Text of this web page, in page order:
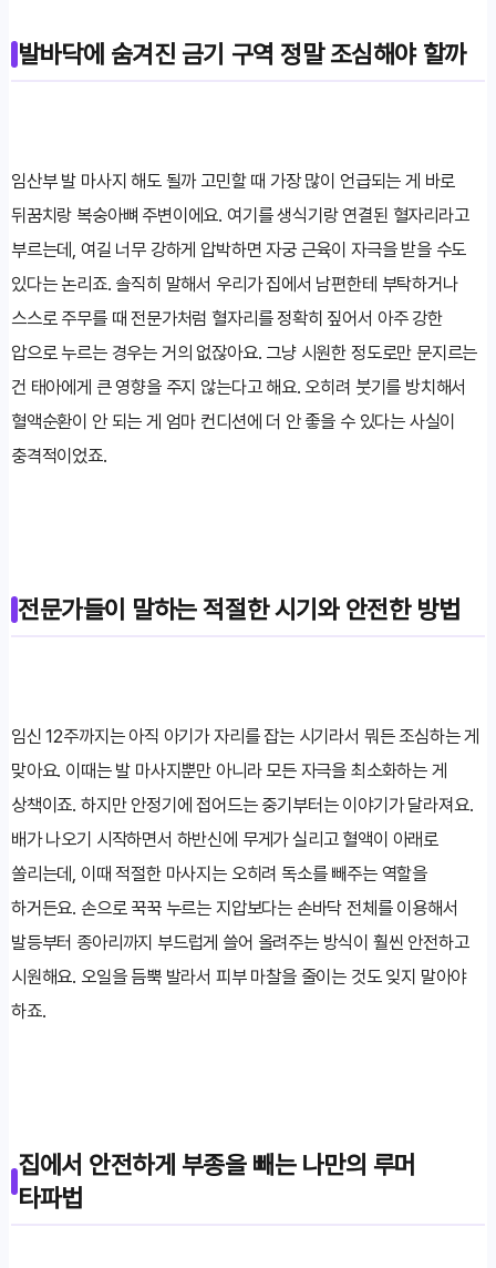
발바닥에 숨겨진 금기 구역 정말 조심해야 할까
임산부 발 마사지 해도 될까 고민할 때 가장 많이 언급되는 게 바로
뒤꿈치랑 복숭아뼈 주변이에요. 여기를 생식기랑 연결된 혈자리라고
부르는데, 여길 너무 강하게 압박하면 자궁 근육이 자극을 받을 수도
있다는 논리죠. 솔직히 말해서 우리가 집에서 남편한테 부탁하거나
스스로 주무를 때 전문가처럼 혈자리를 정확히 짚어서 아주 강한
압으로 누르는 경우는 거의 없잖아요. 그냥 시원한 정도로만 문지르는
건 태아에게 큰 영향을 주지 않는다고 해요. 오히려 붓기를 방치해서
혈액순환이 안 되는 게 엄마 컨디션에 더 안 좋을 수 있다는 사실이
충격적이었죠.
전문가들이 말하는 적절한 시기와 안전한 방법
임신 12주까지는 아직 아기가 자리를 잡는 시기라서 뭐든 조심하는 게
맞아요. 이때는 발 마사지뿐만 아니라 모든 자극을 최소화하는 게
상책이죠. 하지만 안정기에 접어드는 중기부터는 이야기가 달라져요.
배가 나오기 시작하면서 하반신에 무게가 실리고 혈액이 아래로
쏠리는데, 이때 적절한 마사지는 오히려 독소를 빼주는 역할을
하거든요. 손으로 꾹꾹 누르는 지압보다는 손바닥 전체를 이용해서
발등부터 종아리까지 부드럽게 쓸어 올려주는 방식이 훨씬 안전하고
시원해요. 오일을 듬뿍 발라서 피부 마찰을 줄이는 것도 잊지 말아야
하죠.
집에서 안전하게 부종을 빼는 나만의 루머
타파법